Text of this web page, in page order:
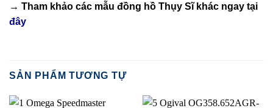
→ Tham khảo các mẫu đồng hồ Thụy Sĩkhác ngay tại
đây
SẢN PHẨM TƯƠNG TỰ